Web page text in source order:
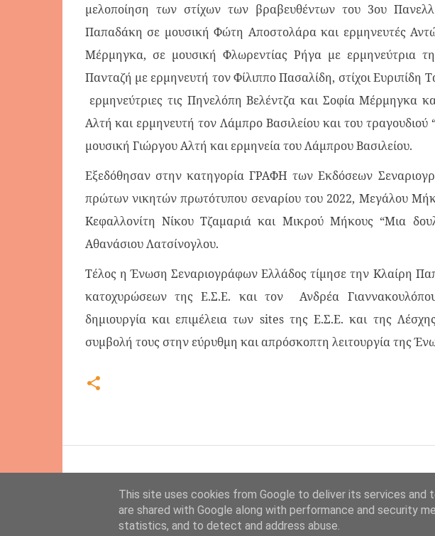
μελοποίηση των στίχων των βραβευθέντων του 3ου
Παπαδάκη σε μουσική Φώτη Αποστολάρα και ερμηνευτές
Μέρμηγκα, σε μουσική Φλωρεντίας Ρήγα με ερμηνεύτρια
Πανταζή με ερμηνευτή τον Φίλιππο Πασαλίδη, στίχοι Ευριπίδη
ερμηνεύτριες τις Πηνελόπη Βελέντζα και Σοφία Μέρμηγκα
Αλτή και ερμηνευτή τον Λάμπρο Βασιλείου και του
μουσική Γιώργου Αλτή και ερμηνεία του Λάμπρου Βασιλείου.
Εξεδόθησαν στην κατηγορία ΓΡΑΦΗ των Εκδόσεων
πρώτων νικητών πρωτότυπου σεναρίου του 2022, Μεγάλου
Κεφαλλονίτη Νίκου Τζαμαριά και Μικρού Μήκους “Μια
Αθανάσιου Λατσίνογλου.
Τέλος η Ένωση Σεναριογράφων Ελλάδος τίμησε την Κλαίρη
κατοχυρώσεων της Ε.Σ.Ε. και τον Ανδρέα
δημιουργία και επιμέλεια των sites της Ε.Σ.Ε. και της
συμβολή τους στην εύρυθμη και απρόσκοπτη λειτουργία της
This site uses cookies from Google to deliver its services and
are shared with Google along with performance and security
statistics, and to detect and address abuse.